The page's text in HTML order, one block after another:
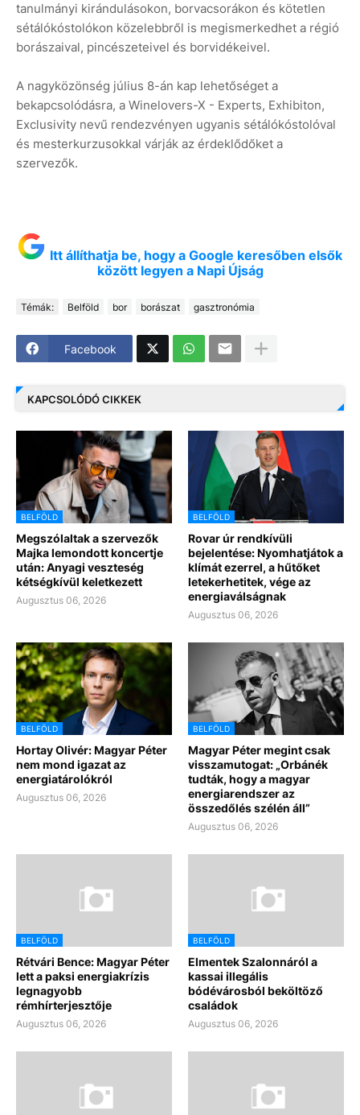
tanulmányi kirándulásokon, borvacsorákon és kötetlen
sétálókóstolókon közelebbről is megismerkedhet a régió
borászaival, pincészeteivel és borvidékeivel.
A nagyközönség július 8-án kap lehetőséget a
bekapcsolódásra, a Winelovers-X - Experts, Exhibiton,
Exclusivity nevű rendezvényen ugyanis sétálókóstolóval
és mesterkurzusokkal várják az érdeklődőket a
szervezők.
Itt állíthatja be, hogy a Google keresőben elsők
között legyen a Napi Újság
Témák: Belföld bor borászat gasztronómia
Facebook
KAPCSOLÓDÓ CIKKEK
BELFÖLD
Megszólaltak a szervezők
Majka lemondott koncertje
után: Anyagi veszteség
kétségkívül keletkezett
Augusztus 06, 2026
BELFÖLD
Rovar úr rendkívüli
bejelentése: Nyomhatjátok a
klímát ezerrel, a hűtőket
letekerhetitek, vége az
energiaválságnak
Augusztus 06, 2026
BELFÖLD
Hortay Olivér: Magyar Péter
nem mond igazat az
energiatárolókról
Augusztus 06, 2026
BELFÖLD
Magyar Péter megint csak
visszamutogat: „Orbánék
tudták, hogy a magyar
energiarendszer az
összedőlés szélén áll”
Augusztus 06, 2026
BELFÖLD
Rétvári Bence: Magyar Péter
lett a paksi energiakrízis
legnagyobb
rémhírterjesztője
Augusztus 06, 2026
BELFÖLD
Elmentek Szalonnáról a
kassai illegális
bódévárosból beköltöző
családok
Augusztus 06, 2026